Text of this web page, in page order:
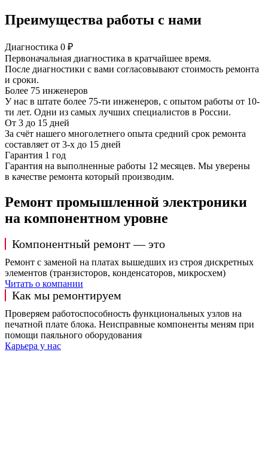
Преимущества работы с нами
Диагностика 0 ₽
Первоначальная диагностика в кратчайшее время.
После диагностики с вами согласовывают стоимость ремонта
и сроки.
Более 75 инженеров
У нас в штате более 75-ти инженеров, с опытом работы от 10-
ти лет. Одни из самых лучших специалистов в России.
От 3 до 15 дней
За счёт нашего многолетнего опыта средний срок ремонта
составляет от 3-х до 15 дней
Гарантия 1 год
Гарантия на выполненные работы 12 месяцев. Мы уверены
в качестве ремонта который производим.
Ремонт промышленной электроники
на компонентном уровне
Компонентный ремонт — это
Ремонт с заменой на платах вышедших из строя дискретных
элементов (транзисторов, конденсаторов, микросхем)
Читать о компании
Как мы ремонтируем
Проверяем работоспособность функциональных узлов на
печатной плате блока. Неисправные компоненты меням при
помощи паяльного оборудования
Карьера у нас